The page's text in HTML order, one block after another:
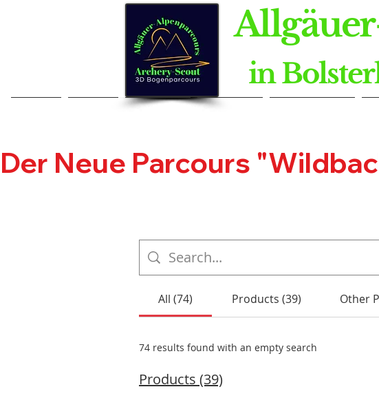
in
All (74) Products (39) Other
74 results found with an empty search
Products (39)
Der Neue Parcours